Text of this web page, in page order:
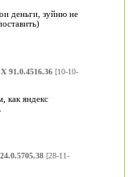
деньги, зуйню не
91.0.4516.36[10-10-
как яндекс
[28-11-